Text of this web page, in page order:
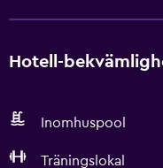
Hotell-
Inomhuspool
Träningslokal